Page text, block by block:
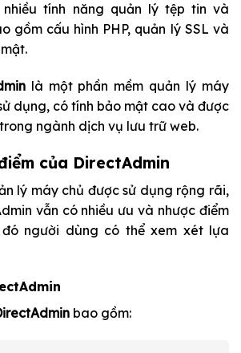
tính năng quản lý tệp tin và
gồm cấu hình PHP, quản lý SSL và
là một phần mềm quản lý máy
dụng, có tính bảo mật cao và được
ngành dịch vụ lưu trữ web.
của DirectAdmin
lý máy chủ được sử dụng rộng rãi,
vẫn có nhiều ưu và nhược điểm
người dùng có thể xem xét lựa
bao gồm: